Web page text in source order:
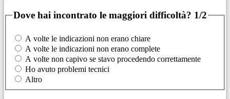
Dove hai incontrato le maggiori difficoltà? 1/2
A volte le indicazioni non erano chiare
A volte le indicazioni non erano complete
A volte non capivo se stavo procedendo correttamente
Ho avuto problemi tecnici
Altro